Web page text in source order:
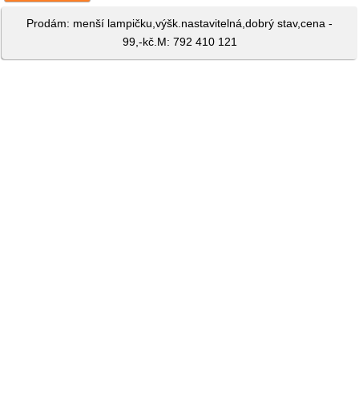
Prodám: menší lampičku,výšk.nastavitelná,dobrý stav,cena -
99,-kč.M: 792 410 121